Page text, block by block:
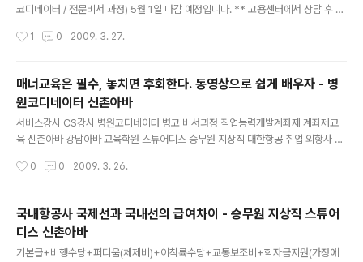
코디네이터 / 전문비서 과정) 5월 1일 마감 예정입니다. ** 고용센터에서 상담 후 직
고용센터에 문의하셔야 혜택을 받으실 수 있는 수업에 참여 하실 수 있습니다.** 5
지 않으시면, 한달 늦어진 6월에 수업을 받으실 수 있습니다.** 선착순 접수 이기 때
문에 필히 우선 접수 해 주시기 바랍니다.** 궁금하신 사항은 직업능력개발계좌제
교육시행 SinChon AVA 지원실 로 문의해 주세요.====================
=================..
1 0 2009. 3. 27.
매너교육은 필수, 놓치면 후회한다. 동영상으로 쉽게 배우자 - 병
원코디네이터 신촌아바
서비스강사 CS강사 병원코디네이터 병코 비서과정 직업능력개발계좌제 계좌제교
육 신촌아바 강남아바 교육학원 스튜어디스 승무원 지상직 대한항공 취업 외항사 면
교육!!!
0 0 2009. 3. 26.
국내항공사 국제선과 국내선의 급여차이 - 승무원 지상직 스튜어
디스 신촌아바
기본급+비행수당+퍼디움(체제비)+이착륙수당+교통보조비+학자금지원(가정에